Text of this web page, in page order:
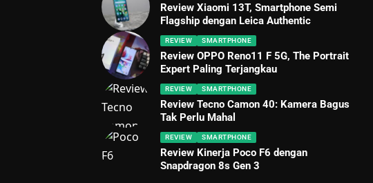
Review Xiaomi 13T, Smartphone Semi
Flagship dengan Leica Authentic
REVIEW SMARTPHONE
Review OPPO Reno11 F 5G, The Portrait
Expert Paling Terjangkau
REVIEW SMARTPHONE
Review Tecno Camon 40: Kamera Bagus
Tak Perlu Mahal
REVIEW SMARTPHONE
Review Kinerja Poco F6 dengan
Snapdragon 8s Gen 3